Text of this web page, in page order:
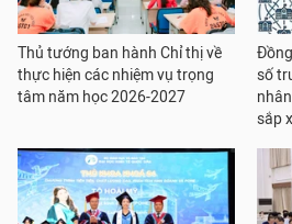
Thủ tướng ban hành Chỉ thị về
thực hiện các nhiệm vụ trọng
tâm năm học 2026-2027
số
sắp